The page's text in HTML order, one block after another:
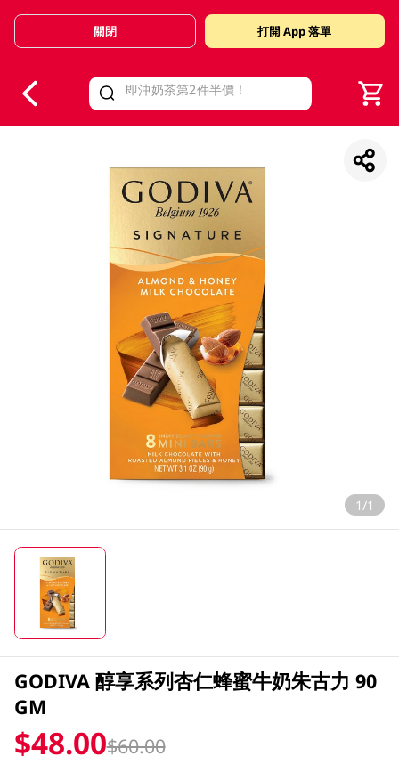
Valid Until 30 June 2026
關閉 打開 App 落單
1/1
GODIVA 醇享系列杏仁蜂蜜牛奶朱古力 90
GM
$48.00$60.00